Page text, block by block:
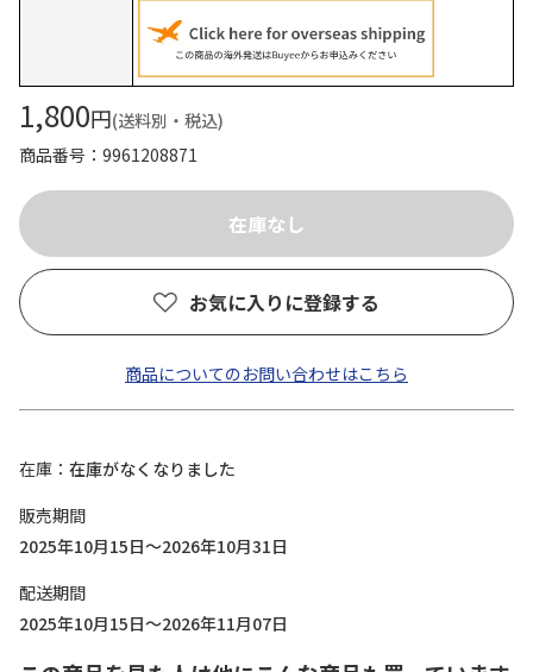
1,800円(送料別・税込)
商品番号
9961208871
お気に入りに登録する
商品についてのお問い合わせはこちら
在庫
在庫がなくなりました
販売期間
2025年10月15日～2026年10月31日
配送期間
2025年10月15日～2026年11月07日